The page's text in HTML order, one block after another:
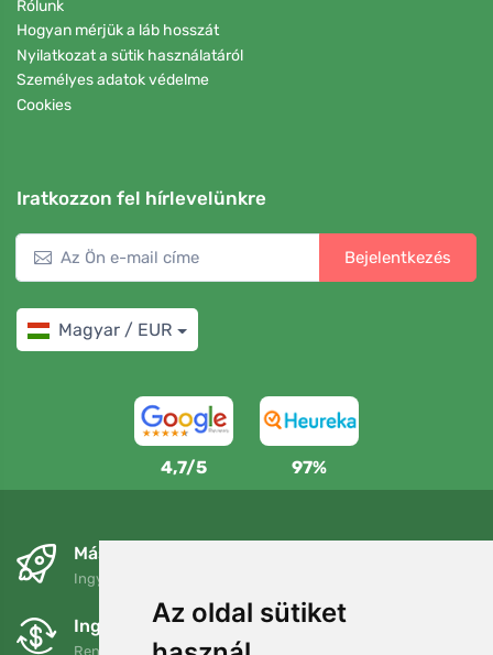
Az oldal sütiket
Rólunk
Hogyan mérjük a láb hosszát
Nyilatkozat a sütik használatáról
Személyes adatok védelme
Cookies
Iratkozzon fel hírlevelünkre
Bejelentkezés
Magyar / EUR
4,7/5 97%
Másnapra és ingyenesen
Ingyenes szállítás a következő összeg felett: 80 EUR
Ingyenes csere és visszaküldés
Rendelését 90 napon belül bármikor visszaküldheti vagy